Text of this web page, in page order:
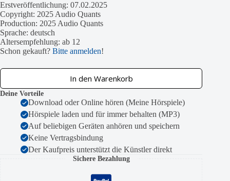
Erstveröffentlichung: 07.02.2025
Copyright: 2025 Audio Quants
Production: 2025 Audio Quants
Sprache: deutsch
Altersempfehlung: ab 12
Schon gekauft? Bitte anmelden!
In den Warenkorb
Deine Vorteile
Download oder Online hören (Meine Hörspiele)
Hörspiele laden und für immer behalten (MP3)
Auf beliebigen Geräten anhören und speichern
Keine Vertragsbindung
Der Kaufpreis unterstützt die Künstler direkt
Sichere Bezahlung